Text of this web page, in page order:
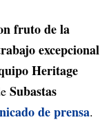
fruto de la
excepcional
Heritage
Subastas
de prensa.